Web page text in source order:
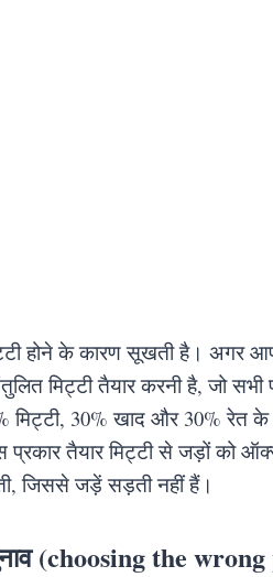
होने के कारण सूखती है। अगर
मिट्टी तैयार करनी है, जो सभी
मिट्टी, 30% खाद और 30% रेत के
तैयार मिट्टी से जड़ों को
जिससे जड़ें सड़ती नहीं हैं।
(choosing the